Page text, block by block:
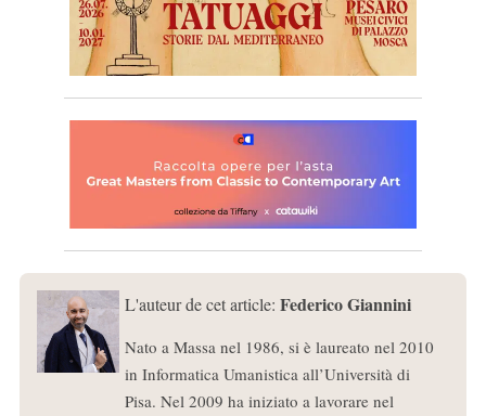
L'auteur de cet article: Federico Giannini
Nato a Massa nel 1986, si è laureato nel 2010
in Informatica Umanistica all’Università di
Pisa. Nel 2009 ha iniziato a lavorare nel